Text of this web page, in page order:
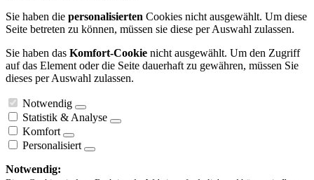
Sie haben die personalisierten Cookies nicht ausgewählt. Um diese
Seite betreten zu können, müssen sie diese per Auswahl zulassen.
Sie haben das Komfort-Cookie nicht ausgewählt. Um den Zugriff
auf das Element oder die Seite dauerhaft zu gewähren, müssen Sie
dieses per Auswahl zulassen.
Notwendig
Statistik & Analyse
Komfort
Personalisiert
Notwendig: